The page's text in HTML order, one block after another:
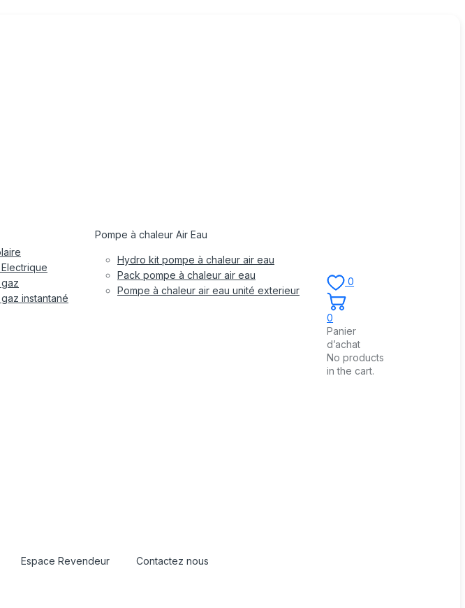
instantané
Pompe à chaleur Air Eau
Hydro kit pompe à chaleur air eau
Pack pompe à chaleur air eau
Pompe à chaleur air eau unité exterieur
Espace Revendeur Contactez nous
0
0
Panier
d’achat
No products
in the cart.